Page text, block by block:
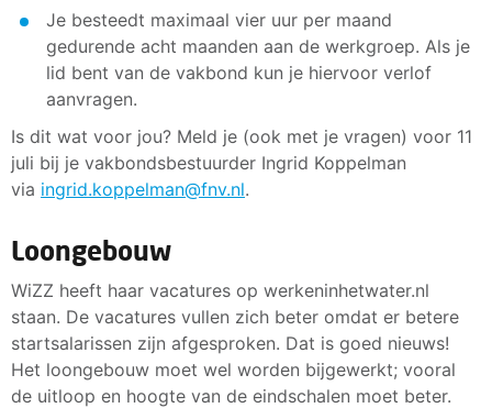
Je besteedt maximaal vier uur per maand
gedurende acht maanden aan de werkgroep. Als je
lid bent van de vakbond kun je hiervoor verlof
aanvragen.
Is dit wat voor jou? Meld je (ook met je vragen) voor 11
juli bij je vakbondsbestuurder Ingrid Koppelman
via ingrid.koppelman@fnv.nl.
Loongebouw
WiZZ heeft haar vacatures op werkeninhetwater.nl
staan. De vacatures vullen zich beter omdat er betere
startsalarissen zijn afgesproken. Dat is goed nieuws!
Het loongebouw moet wel worden bijgewerkt; vooral
de uitloop en hoogte van de eindschalen moet beter.